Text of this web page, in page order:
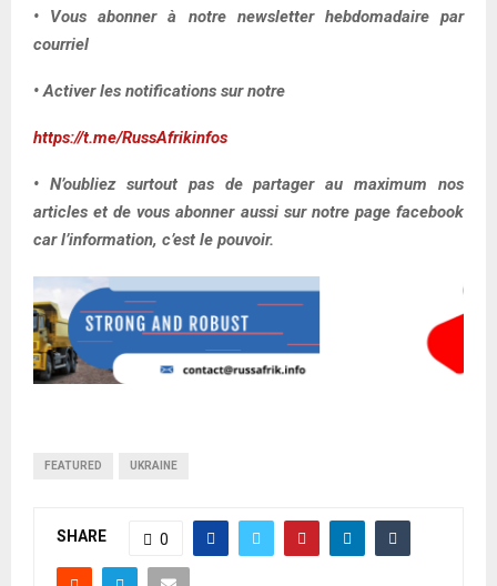
• Vous abonner à notre newsletter hebdomadaire par
courriel
• Activer les notifications sur notre
https://t.me/RussAfrikinfos
• N’oubliez surtout pas de partager au maximum nos
articles et de vous abonner aussi sur notre page facebook
car l’information, c’est le pouvoir.
FEATURED UKRAINE
SHARE 0